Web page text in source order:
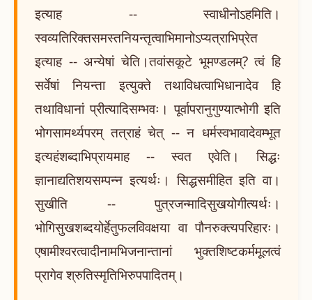
इत्याह -- स्वाधीनोऽहमिति।
स्वव्यतिरिक्तसमस्तनियन्तृत्वाभिमानोऽप्यत्राभिप्रेत
इत्याह -- अन्येषां चेति।तवांसकूटे भूमण्डलम्? त्वं हि
सर्वेषां नियन्ता इत्युक्ते तथाविधत्वाभिधानादेव हि
तथाविधानां प्रीत्यादिसम्भवः। पूर्वापरानुगुण्यात्भोगी इति
भोगसामर्थ्यपरम् तत्राहं चेत् -- न धर्मस्वभावादेवम्भूत
इत्यहंशब्दाभिप्रायमाह -- स्वत एवेति। सिद्धः
ज्ञानाद्यतिशयसम्पन्न इत्यर्थः। सिद्धसमीहित इति वा।
सुखीति -- पुत्रजन्मादिसुखयोगीत्यर्थः।
भोगिसुखशब्दयोर्हेतुफलविवक्षया वा पौनरुक्त्यपरिहारः।
एषामीश्वरत्वादीनामभिजनान्तानां भुक्तशिष्टकर्ममूलत्वं
प्रागेव श्रुतिस्मृतिभिरुपपादितम्।